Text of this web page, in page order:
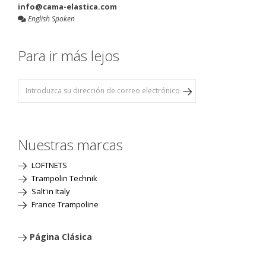
info@cama-elastica.com
English Spoken
Para ir más lejos
Nuestras marcas
LOFTNETS
Trampolin Technik
Salt'in Italy
France Trampoline
Página Clásica